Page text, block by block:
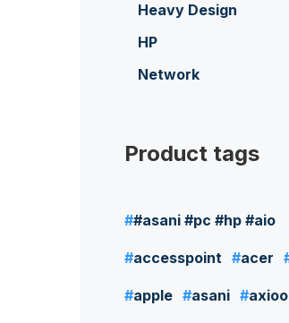
Heavy Design
HP
Network
Product tags
#asani #pc #hp #aio
accesspoint acer
apple asani axioo